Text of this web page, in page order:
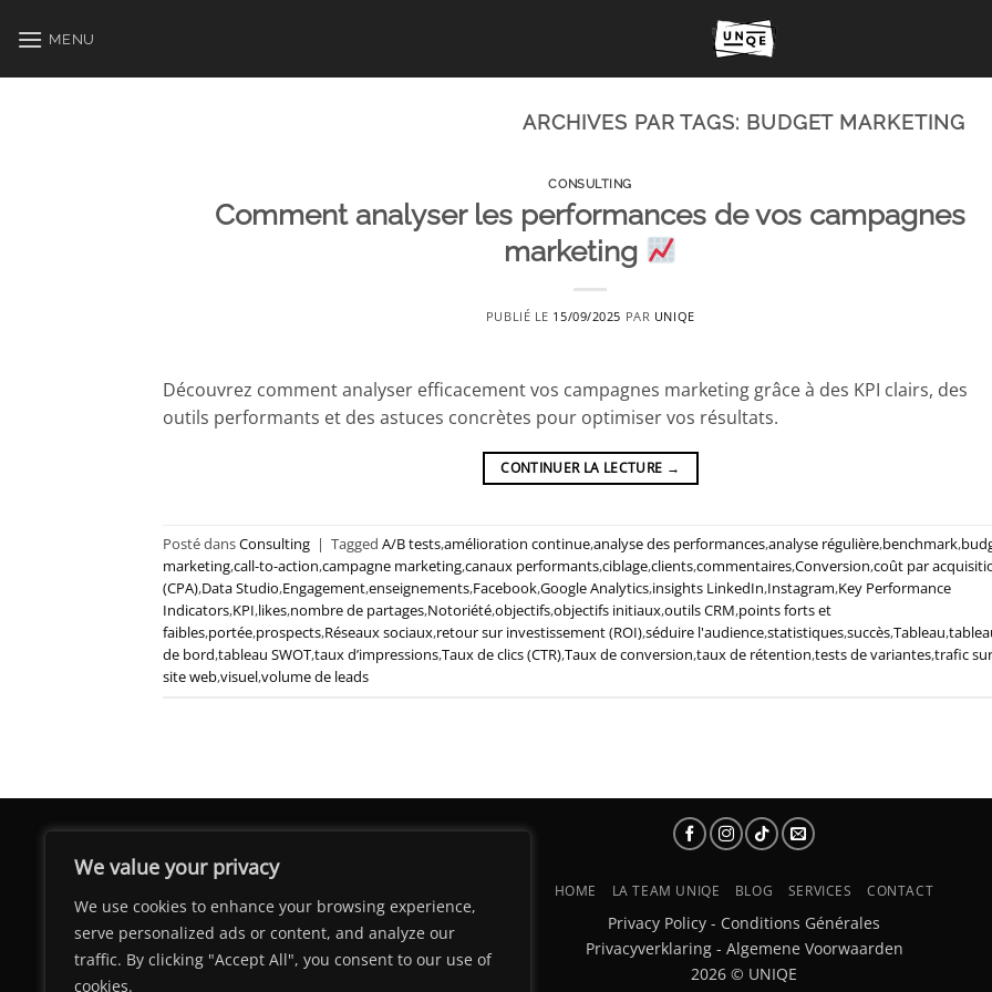
We value your privacy
We use cookies to enhance your browsing experience,
serve personalized ads or content, and analyze our
traffic. By clicking "Accept All", you consent to our use of
cookies.
au
MENU
ARCHIVES PAR TAGS: BUDGET MARKETING
CONSULTING
Comment analyser les performances de vos campagnes
marketing
PUBLIÉ LE 15/09/2025 PAR UNIQE
Découvrez comment analyser efficacement vos campagnes marketing grâce à des KPI clairs, des
outils performants et des astuces concrètes pour optimiser vos résultats.
CONTINUER LA LECTURE →
Posté dansConsulting | Tagged A/B tests,amélioration continue,analyse des performances,analyse régulière,benchmark,
marketing,call-to-action,campagne marketing,canaux performants,ciblage,clients,commentaires,Conversion,coût par
(CPA),Data Studio,Engagement,enseignements,Facebook,Google Analytics,insights LinkedIn,Instagram,Key Performance
Indicators,KPI,likes,nombre de partages,Notoriété,objectifs,objectifs initiaux,outils CRM,points forts et
faibles,portée,prospects,Réseaux sociaux,retour sur investissement (ROI),séduire l'audience,statistiques,succès,Tableau,
de bord,tableau SWOT,taux d’impressions,Taux de clics (CTR),Taux de conversion,taux de rétention,tests de variantes,trafic
site web,visuel,volume de leads
HOME LA TEAM UNIQE BLOG SERVICES CONTACT
Privacy Policy - Conditions Générales
Privacyverklaring- Algemene Voorwaarden
2026 © UNIQE